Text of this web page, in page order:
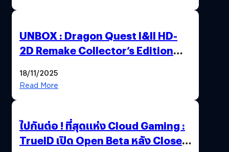
UNBOX : Dragon Quest I&II HD-
2D Remake Collector’s Edition
ที่ควรค่าแก่การสะสม !
18/11/2025
Read More
ไปกันต่อ ! ที่สุดแห่ง Cloud Gaming :
TrueID เปิด Open Beta หลัง Close